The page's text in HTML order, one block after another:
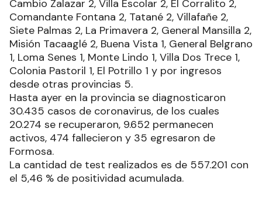
Cambio Zalazar 2, Villa Escolar 2, El Corralito 2,
Comandante Fontana 2, Tatané 2, Villafañe 2,
Siete Palmas 2, La Primavera 2, General Mansilla 2,
Misión Tacaaglé 2, Buena Vista 1, General Belgrano
1, Loma Senes 1, Monte Lindo 1, Villa Dos Trece 1,
Colonia Pastoril 1, El Potrillo 1 y por ingresos
desde otras provincias 5.
Hasta ayer en la provincia se diagnosticaron
30.435 casos de coronavirus, de los cuales
20.274 se recuperaron, 9.652 permanecen
activos, 474 fallecieron y 35 egresaron de
Formosa.
La cantidad de test realizados es de 557.201 con
el 5,46 % de positividad acumulada.